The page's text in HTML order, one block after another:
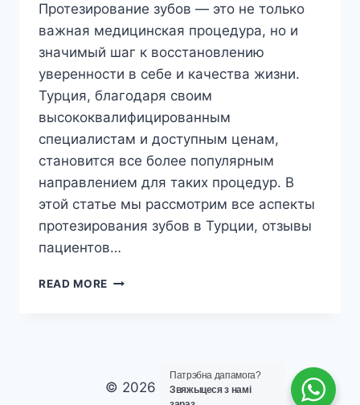
Протезирование зубов — это не только
важная медицинская процедура, но и
значимый шаг к восстановлению
уверенности в себе и качества жизни.
Турция, благодаря своим
высококвалифицированным
специалистам и доступным ценам,
становится все более популярным
направлением для таких процедур. В
этой статье мы рассмотрим все аспекты
протезирования зубов в Турции, отзывы
пациентов…
READ MORE ПРОТЕЗИРОВАНИЕ
ПОЛНОЕ
© 2026 laviva clinic vip
Патрэбна дапамога?
Звяжыцеся з намі